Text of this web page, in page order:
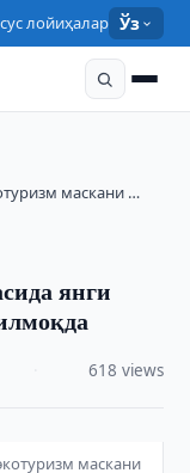
лойиҳалар Ўз
маскани …
янги
618 views
маскани